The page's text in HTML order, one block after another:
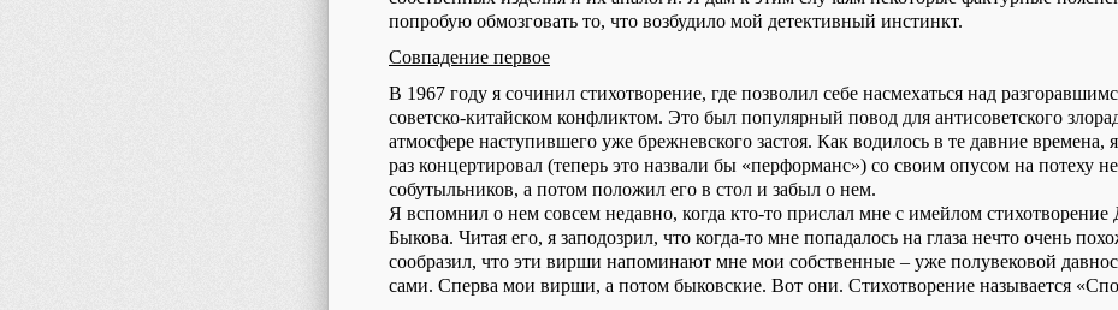
попробую обмозговать то, что возбудило мой детективный инстинкт.
Совпадение первое
В 1967 году я сочинил стихотворение, где позволил себе насмехаться над
советско-китайском конфликтом. Это был популярный повод для антисоветского
атмосфере наступившего уже брежневского застоя. Как водилось в те давние времена,
раз концертировал (теперь это назвали бы «перформанс») со своим опусом на потеху
собутыльников, а потом положил его в стол и забыл о нем.
Я вспомнил о нем совсем недавно, когда кто-то прислал мне с имейлом
Быкова. Читая его, я заподозрил, что когда-то мне попадалось на глаза нечто очень
сообразил, что эти вирши напоминают мне мои собственные – уже полувековой
сами. Сперва мои вирши, а потом быковские. Вот они. Стихотворение называется